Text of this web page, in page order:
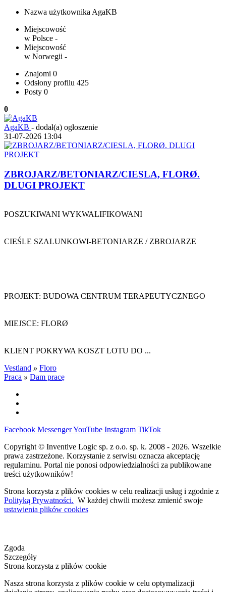
Nazwa użytkownika AgaKB
Miejscowość
w Polsce -
Miejscowość
w Norwegii -
Znajomi 0
Odsłony profilu 425
Posty 0
0
AgaKB - dodał(a) ogłoszenie
31-07-2026 13:04
ZBROJARZ/BETONIARZ/CIESLA, FLORØ.
DLUGI PROJEKT
POSZUKIWANI WYKWALIFIKOWANI
CIEŚLE SZALUNKOWI-BETONIARZE / ZBROJARZE
PROJEKT: BUDOWA CENTRUM TERAPEUTYCZNEGO
MIEJSCE: FLORØ
KLIENT POKRYWA KOSZT LOTU DO ...
Vestland » Floro
Praca » Dam pracę
Facebook MessengerYouTube Instagram TikTok
Copyright © Inventive Logic sp. z o.o. sp. k. 2008 - 2026. Wszelkie
prawa zastrzeżone. Korzystanie z serwisu oznacza akceptację
regulaminu. Portal nie ponosi odpowiedzialności za publikowane
treści użytkowników!
Strona korzysta z plików cookies w celu realizacji usług i zgodnie z
Polityką Prywatności. W każdej chwili możesz zmienić swoje
ustawienia plików cookies
Zgoda
Szczegóły
Strona korzysta z plików cookie
Nasza strona korzysta z plików cookie w celu optymalizacji